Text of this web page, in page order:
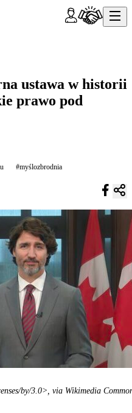
ustawa w historii
prawo pod
#myślozbrodnia
by/3.0>, via Wikimedia